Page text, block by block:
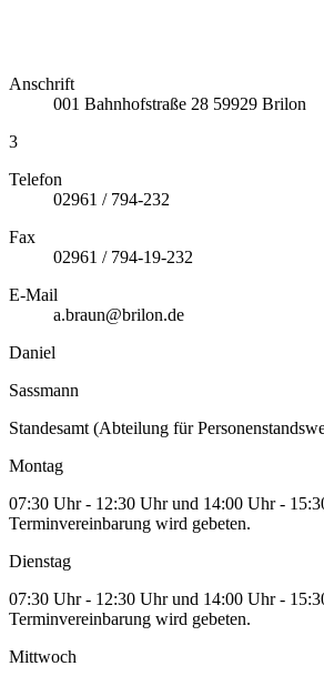
Anschrift
001 Bahnhofstraße 28 59929 Brilon
3
Telefon
02961 / 794-232
Fax
02961 / 794-19-232
E-Mail
a.braun@brilon.de
Daniel
Sassmann
Standesamt (Abteilung für
Montag
07:30 Uhr - 12:30 Uhr und 14:00 Uhr -
Terminvereinbarung wird gebeten.
Dienstag
07:30 Uhr - 12:30 Uhr und 14:00 Uhr -
Terminvereinbarung wird gebeten.
Mittwoch